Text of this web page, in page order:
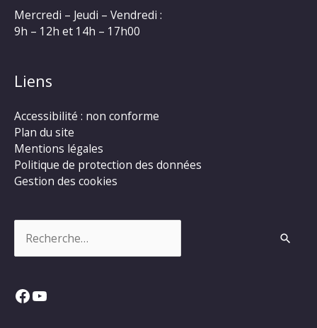
Mercredi – Jeudi – Vendredi :
9h – 12h et 14h – 17h00
Liens
Accessibilité : non conforme
Plan du site
Mentions légales
Politique de protection des données
Gestion des cookies
Facebook
YouTube